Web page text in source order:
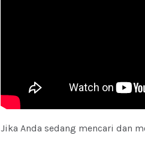
Jika Anda sedang mencari dan